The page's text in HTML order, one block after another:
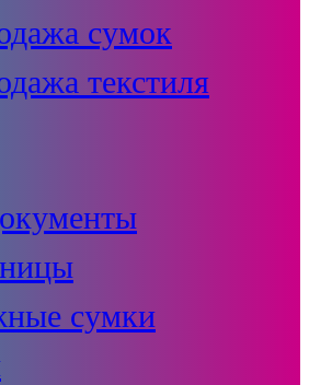
сумок
текстиля
сумки